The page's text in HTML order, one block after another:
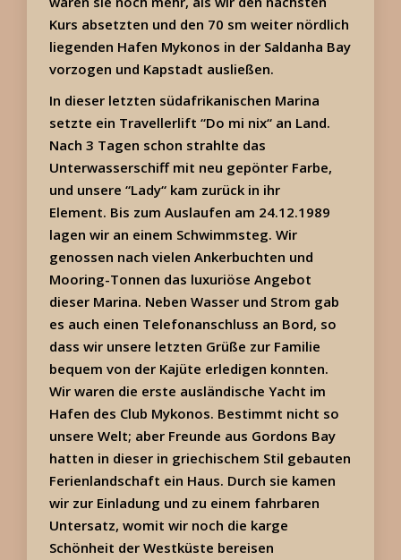
Kurs absetzten und den 70 sm weiter nördlich
liegenden Hafen Mykonos in der Saldanha Bay
vorzogen und Kapstadt ausließen.
In dieser letzten südafrikanischen Marina
setzte ein Travellerlift “Do mi nix“ an Land.
Nach 3 Tagen schon strahlte das
Unterwasserschiff mit neu gepönter Farbe,
und unsere “Lady“ kam zurück in ihr
Element. Bis zum Auslaufen am 24.12.1989
lagen wir an einem Schwimmsteg. Wir
genossen nach vielen Ankerbuchten und
Mooring-Tonnen das luxuriöse Angebot
dieser Marina. Neben Wasser und Strom gab
es auch einen Telefonanschluss an Bord, so
dass wir unsere letzten Grüße zur Familie
bequem von der Kajüte erledigen konnten.
Wir waren die erste ausländische Yacht im
Hafen des Club Mykonos. Bestimmt nicht so
unsere Welt; aber Freunde aus Gordons Bay
hatten in dieser in griechischem Stil gebauten
Ferienlandschaft ein Haus. Durch sie kamen
wir zur Einladung und zu einem fahrbaren
Untersatz, womit wir noch die karge
Schönheit der Westküste bereisen